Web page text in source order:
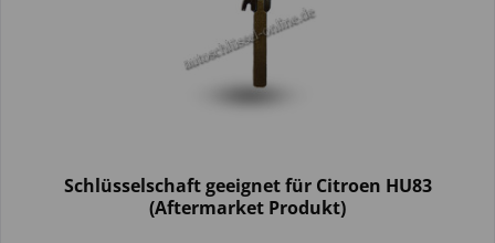
Schlüsselschaft geeignet für Citroen HU83
(Aftermarket Produkt)